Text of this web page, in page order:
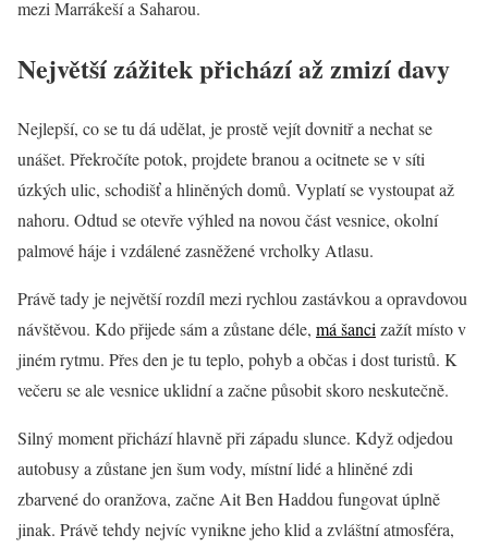
mezi Marrákeší a Saharou.
Největší zážitek přichází až zmizí davy
Nejlepší, co se tu dá udělat, je prostě vejít dovnitř a nechat se
unášet. Překročíte potok, projdete branou a ocitnete se v síti
úzkých ulic, schodišť a hliněných domů. Vyplatí se vystoupat až
nahoru. Odtud se otevře výhled na novou část vesnice, okolní
palmové háje i vzdálené zasněžené vrcholky Atlasu.
Právě tady je největší rozdíl mezi rychlou zastávkou a opravdovou
návštěvou. Kdo přijede sám a zůstane déle, má šanci zažít místo v
jiném rytmu. Přes den je tu teplo, pohyb a občas i dost turistů. K
večeru se ale vesnice uklidní a začne působit skoro neskutečně.
Silný moment přichází hlavně při západu slunce. Když odjedou
autobusy a zůstane jen šum vody, místní lidé a hliněné zdi
zbarvené do oranžova, začne Ait Ben Haddou fungovat úplně
jinak. Právě tehdy nejvíc vynikne jeho klid a zvláštní atmosféra,